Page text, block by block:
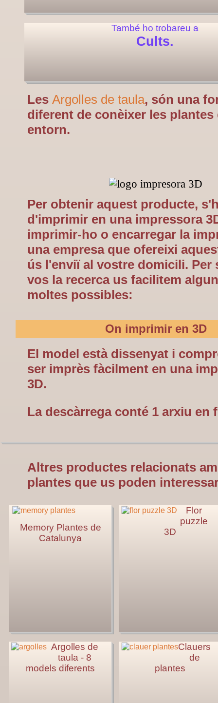
També ho trobareu a
Cults.
Les Argolles de taula, són una
diferent de conèixer les
entorn.
Per obtenir aquest producte,
d'imprimir en una impressora
imprimir-ho o encarregar la
una empresa que ofereixi
ús l'enviï al vostre domicili. Per
vos la recerca us facilitem
moltes possibles:
On imprimir en 3D
El model està dissenyat i
ser imprès fàcilment en una
3D.
La descàrrega conté 1 arxiu en
Altres productes relacionats
plantes que us poden
Memory Plantes de
Catalunya
Flor
puzzle
3D
Argolles de
taula - 8
models diferents
Clauers
de
plantes